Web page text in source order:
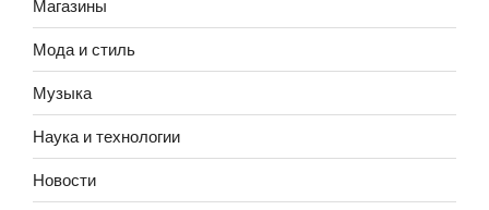
Магазины
Мода и стиль
Музыка
Наука и технологии
Новости